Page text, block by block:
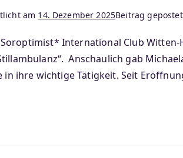
am 14. Dezember 2025Beitrag
International Club
Anschaulich gab
ihre wichtige Tätigkeit. Seit